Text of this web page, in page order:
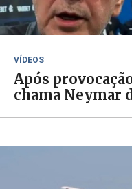
VÍDEOS
Após
chama Neymar